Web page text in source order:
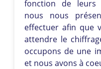
fonction de leurs
nous nous
effectuer afin que
attendre le
occupons de une
et nous avons à